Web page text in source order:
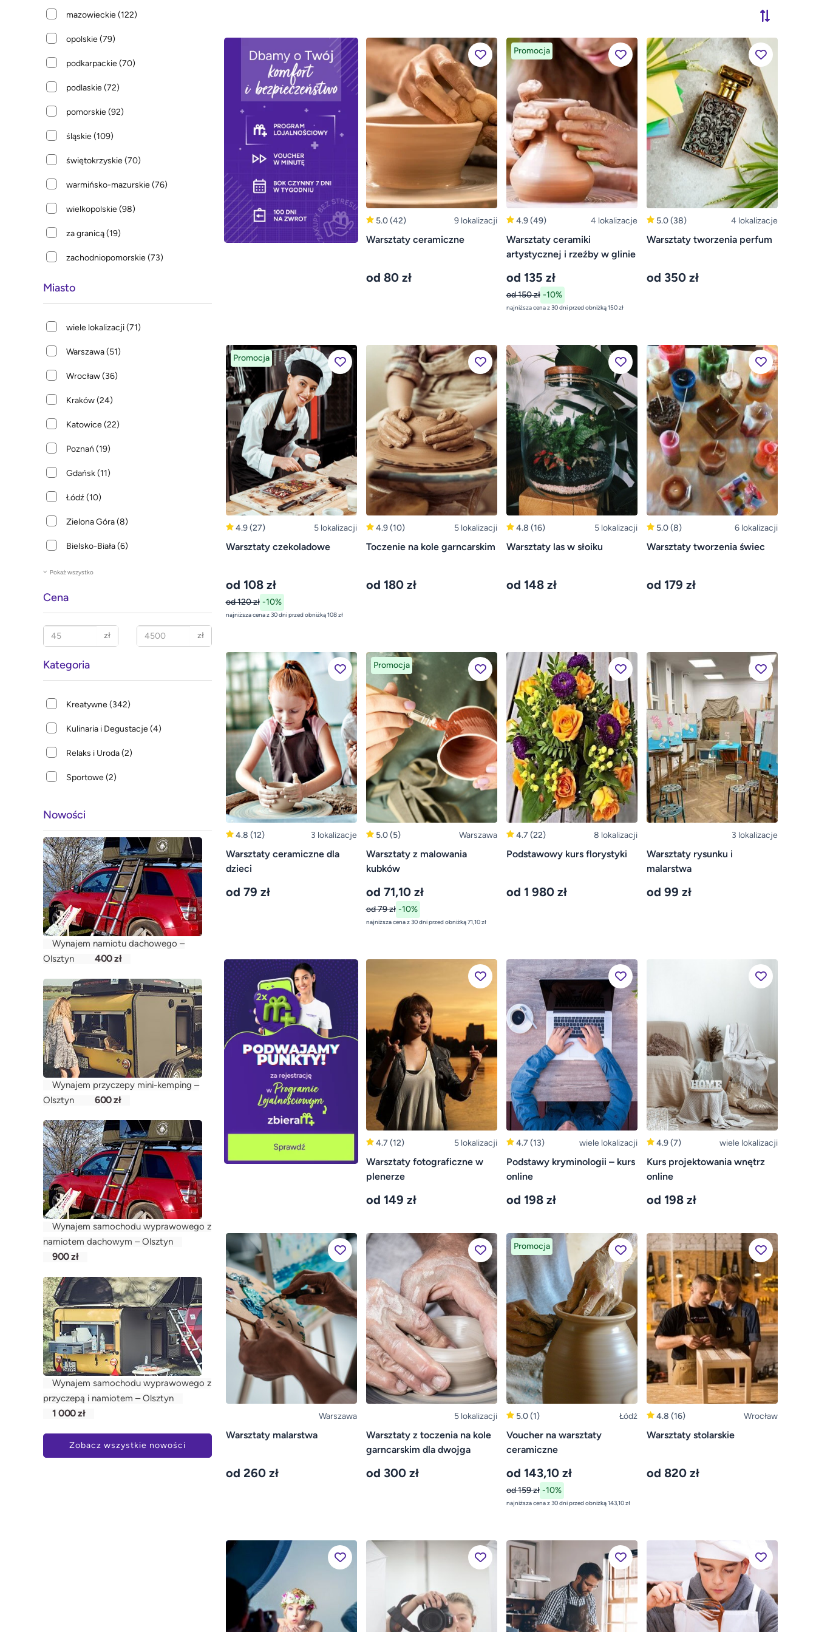
mazowieckie(122)
opolskie(79)
podkarpackie(70)
podlaskie(72)
pomorskie(92)
śląskie(109)
świętokrzyskie(70)
warmińsko-mazurskie(76)
wielkopolskie(98)
za granicą(19)
zachodniopomorskie(73)
Miasto
wiele lokalizacji(71)
Warszawa(51)
Wrocław(36)
Kraków(24)
Katowice(22)
Poznań (19)
Gdańsk(11)
Łódź(10)
Zielona Góra(8)
Bielsko-Biała(6)
Pokaż wszystko
Cena
zł zł
Kategoria
Kreatywne(342)
Kulinaria i Degustacje(4)
Relaks i Uroda(2)
Sportowe(2)
Nowości
Wynajem namiotu dachowego –
Olsztyn
400 zł
Wynajem przyczepy mini-kemping –
Olsztyn
600 zł
Wynajem samochodu wyprawowego z
namiotem dachowym – Olsztyn
900 zł
Wynajem samochodu wyprawowego z
przyczepą i namiotem – Olsztyn
1 000 zł
Zobacz wszystkie nowości
5.0(42) 9 lokalizacji
Warsztaty ceramiczne
od 80 zł
Promocja
4.9(49) 4 lokalizacje
Warsztaty ceramiki
artystycznej i rzeźby w glinie
od 135 zł
od 150 zł -10%
najniższa cena z 30 dni przed obniżką 150 zł
5.0(38) 4 lokalizacje
Warsztaty tworzenia perfum
od 350 zł
Promocja
4.9(27) 5 lokalizacji
Warsztaty czekoladowe
od 108 zł
od 120 zł -10%
najniższa cena z 30 dni przed obniżką 108 zł
4.9(10) 5 lokalizacji
Toczenie na kole garncarskim
od 180 zł
4.8 (16) 5 lokalizacji
Warsztaty las w słoiku
od 148 zł
5.0(8) 6 lokalizacji
Warsztaty tworzenia świec
od 179 zł
4.8 (12) 3 lokalizacje
Warsztaty ceramiczne dla
dzieci
od 79 zł
Promocja
5.0(5) Warszawa
Warsztaty z malowania
kubków
od 71,10 zł
od 79 zł -10%
najniższa cena z 30 dni przed obniżką 71,10 zł
4.7(22) 8 lokalizacji
Podstawowy kurs florystyki
od 1 980 zł
3 lokalizacje
Warsztaty rysunku i
malarstwa
od 99 zł
4.7(12) 5 lokalizacji
Warsztaty fotograficzne w
plenerze
od 149 zł
4.7(13) wiele lokalizacji
Podstawy kryminologii – kurs
online
od 198 zł
4.9(7) wiele lokalizacji
Kurs projektowania wnętrz
online
od 198 zł
Warszawa
Warsztaty malarstwa
od 260 zł
5 lokalizacji
Warsztaty z toczenia na kole
garncarskim dla dwojga
od 300 zł
Promocja
5.0(1) Łódź
Voucher na warsztaty
ceramiczne
od 143,10 zł
od 159 zł -10%
najniższa cena z 30 dni przed obniżką 143,10 zł
4.8 (16) Wrocław
Warsztaty stolarskie
od 820 zł